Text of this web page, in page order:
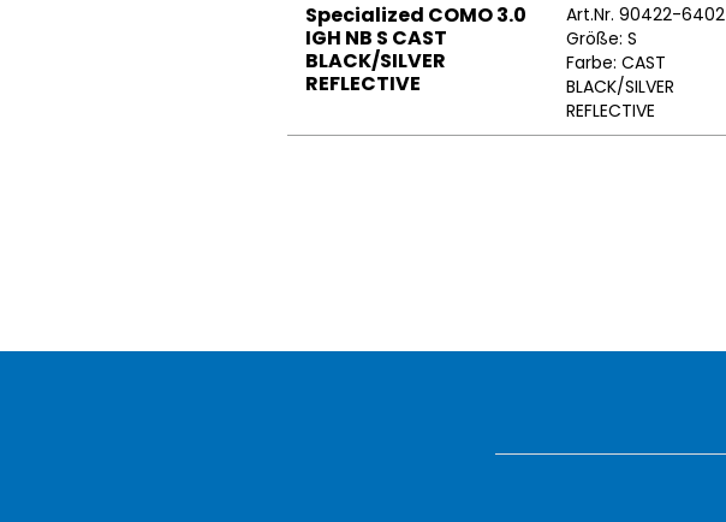
Specialized COMO 3.0
IGH NB S CAST
BLACK/SILVER
REFLECTIVE
Art.Nr. 90422-6402
Größe: S
Farbe: CAST
BLACK/SILVER
REFLECTIVE